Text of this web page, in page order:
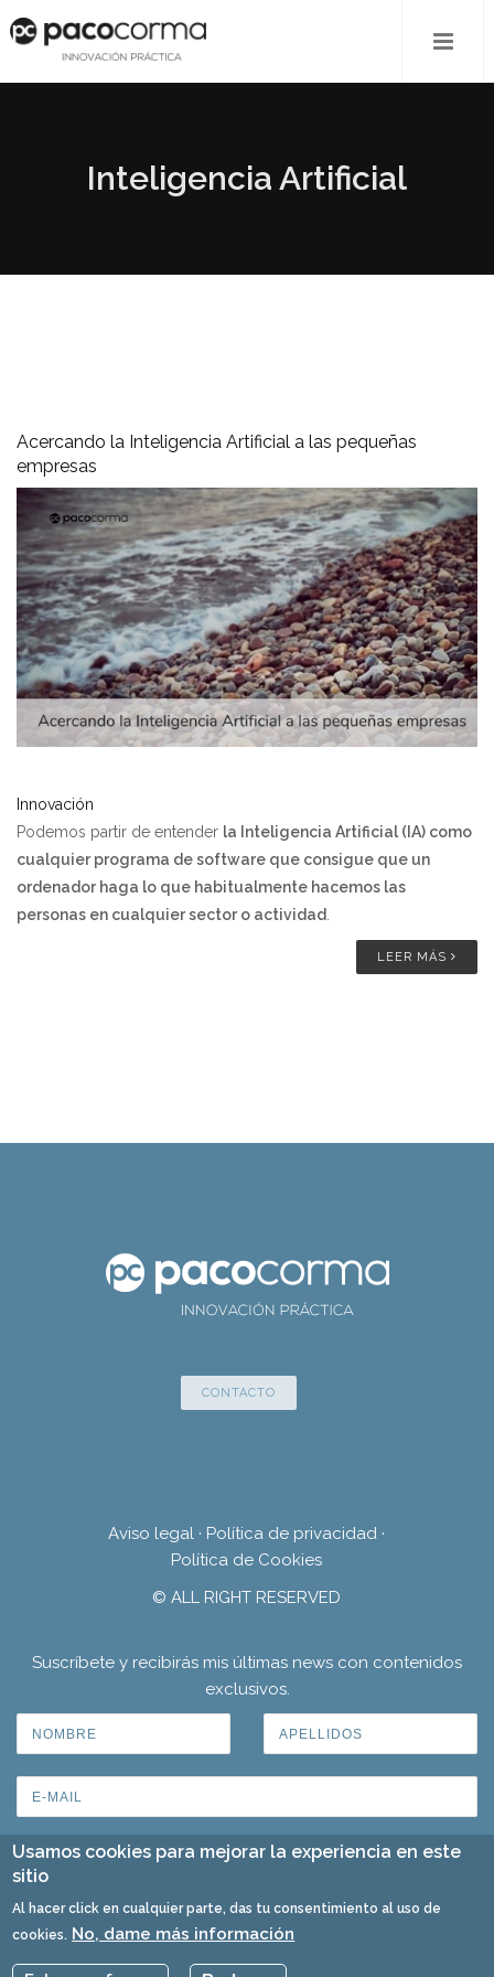
Inteligencia Artificial
Acercando la Inteligencia Artificial a las pequeñas
empresas
Innovación
Podemos partir de entender la Inteligencia Artificial (IA) como
cualquier programa de software que consigue que un
ordenador haga lo que habitualmente hacemos las
personas en cualquier sector o actividad
LEER MÁS
CONTACTO
Aviso legal · Política de privacidad ·
Política de Cookies
© ALL RIGHT RESERVED
Suscríbete y recibirás mis últimas news con contenidos
exclusivos.
Usamos cookies para mejorar la experiencia en este
sitio
Al hacer click en cualquier parte, das tu consentimiento al uso de
cookies. No, dame más información